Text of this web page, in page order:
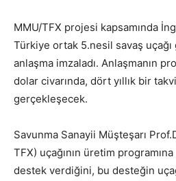
MMU/TFX projesi kapsamında
Türkiye ortak 5.nesil savaş
anlaşma imzaladı. Anlaşmanın
dolar civarında, dört yıllık bir
gerçekleşecek.
Savunma Sanayii Müşteşarı
TFX) uçağının üretim
destek verdiğini, bu desteğin